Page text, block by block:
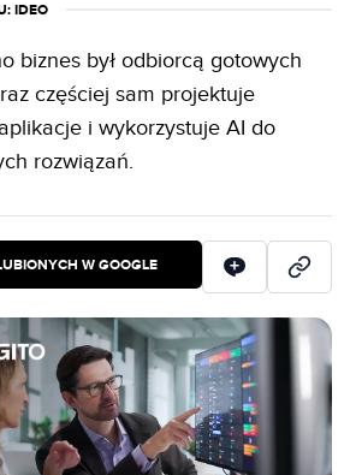
: IDEO
biznes był odbiorcą gotowych
częściej sam projektuje
i wykorzystuje AI do
rozwiązań.
W GOOGLE